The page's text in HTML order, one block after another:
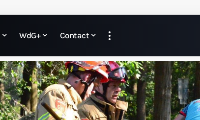
WdG+ Contact